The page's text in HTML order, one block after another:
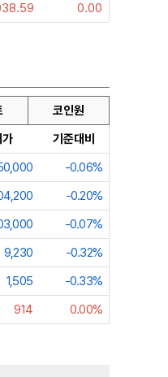
0.00
코인원
기준대비
-0.06%
-0.20%
-0.07%
9,230
-0.32%
1,505
-0.33%
914 0.00%